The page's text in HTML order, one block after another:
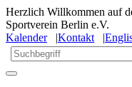
Herzlich Willkommen auf
Sportverein Berlin e.V.
Kalender|Kontakt |